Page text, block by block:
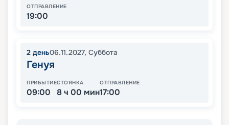
ОТПРАВЛЕНИЕ
19:00
2 день06.11.2027, Суббота
Генуя
ПРИБЫТИЕ
09:00
СТОЯНКА
8 ч 00 мин
ОТПРАВЛЕНИЕ
17:00